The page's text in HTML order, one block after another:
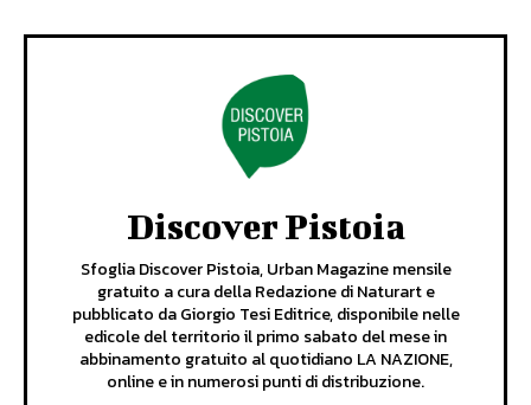
Discover Pistoia
Sfoglia Discover Pistoia, Urban Magazine mensile
gratuito a cura della Redazione di Naturart e
pubblicato da Giorgio Tesi Editrice, disponibile nelle
edicole del territorio il primo sabato del mese in
abbinamento gratuito al quotidiano LA NAZIONE,
online e in numerosi punti di distribuzione.